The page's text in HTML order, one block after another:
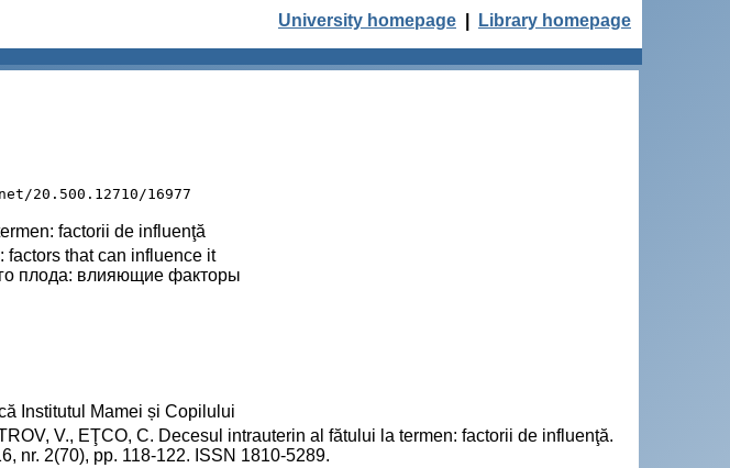
University homepage Library homepage
20.500.12710/16977
factorii de influenţă
factors that can influence it
плода: влияющие факторы
Institutul Mamei și Copilului
V., EŢCO, C. Decesul intrauterin al fătului la termen: factorii de influenţă.
nr. 2(70), pp. 118-122. ISSN 1810-5289.